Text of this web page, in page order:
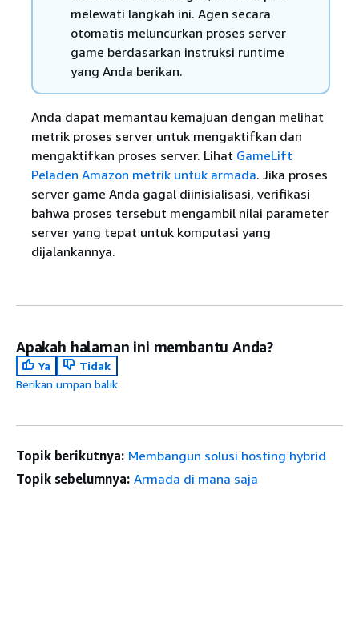
melewati langkah ini. Agen secara
otomatis meluncurkan proses server
game berdasarkan instruksi runtime
yang Anda berikan.
Anda dapat memantau kemajuan dengan melihat
metrik proses server untuk mengaktifkan dan
mengaktifkan proses server. Lihat GameLift
Peladen Amazon metrik untuk armada. Jika proses
server game Anda gagal diinisialisasi, verifikasi
bahwa proses tersebut mengambil nilai parameter
server yang tepat untuk komputasi yang
dijalankannya.
Apakah halaman ini membantu Anda?
Ya
Tidak
Berikan umpan balik
Topik berikutnya: Membangun solusi hosting hybrid
Topik sebelumnya: Armada di mana saja